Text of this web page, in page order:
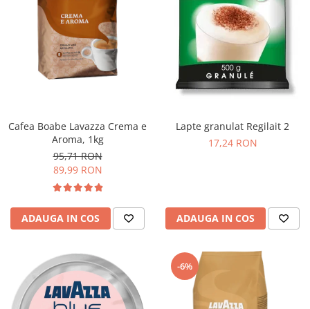
Cafea Boabe Lavazza Crema e
Aroma, 1kg
95,71 RON
89,99 RON
ADAUGA IN COS
Lapte granulat Regilait 2
17,24 RON
ADAUGA IN COS
-6%